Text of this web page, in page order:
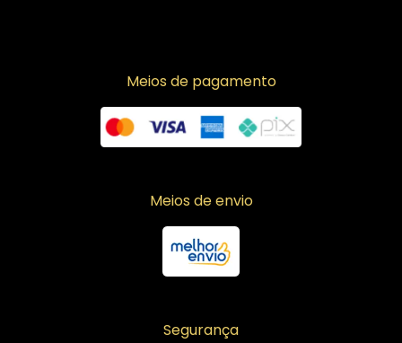
Meios de pagamento
Meios de envio
Segurança